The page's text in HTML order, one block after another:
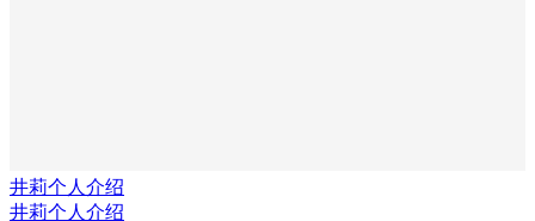
井莉个人介绍
井莉个人介绍